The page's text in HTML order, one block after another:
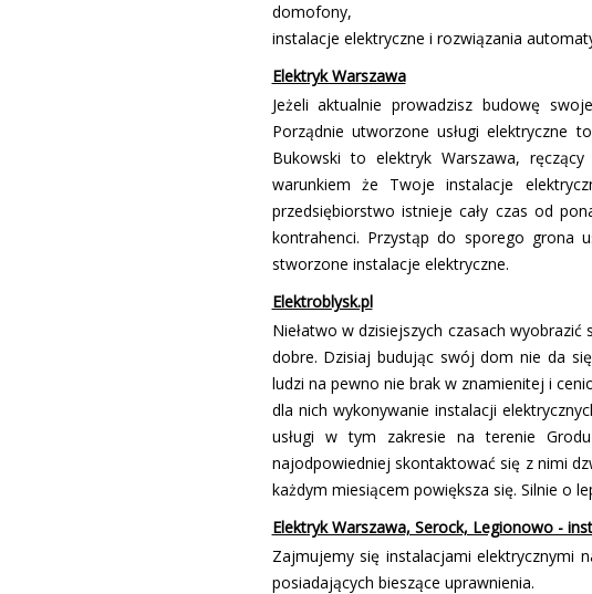
domofony,
instalacje elektryczne i rozwiązania
Elektryk Warszawa
Jeżeli aktualnie prowadzisz budowę
Porządnie utworzone usługi elektryczne
Bukowski to elektryk Warszawa,
warunkiem że Twoje instalacje
przedsiębiorstwo istnieje cały czas od
kontrahenci. Przystąp do sporego grona
stworzone instalacje elektryczne.
Elektroblysk.pl
Niełatwo w dzisiejszych czasach
dobre. Dzisiaj budując swój dom nie da
ludzi na pewno nie brak w znamienitej i
dla nich wykonywanie instalacji
usługi w tym zakresie na terenie
najodpowiedniej skontaktować się z nimi
każdym miesiącem powiększa się. Silnie o
Elektryk Warszawa, Serock, Legionowo -
Zajmujemy się instalacjami elektrycznymi
posiadających bieszące uprawnienia.